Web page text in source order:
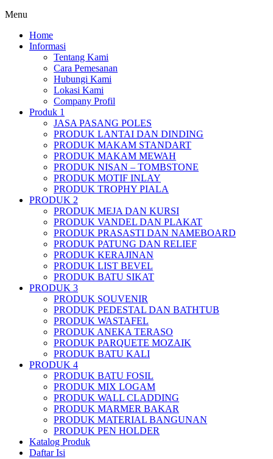
Menu
Home
Informasi
Tentang Kami
Cara Pemesanan
Hubungi Kami
Lokasi Kami
Company Profil
Produk 1
JASA PASANG POLES
PRODUK LANTAI DAN DINDING
PRODUK MAKAM STANDART
PRODUK MAKAM MEWAH
PRODUK NISAN – TOMBSTONE
PRODUK MOTIF INLAY
PRODUK TROPHY PIALA
PRODUK 2
PRODUK MEJA DAN KURSI
PRODUK VANDEL DAN PLAKAT
PRODUK PRASASTI DAN NAMEBOARD
PRODUK PATUNG DAN RELIEF
PRODUK KERAJINAN
PRODUK LIST BEVEL
PRODUK BATU SIKAT
PRODUK 3
PRODUK SOUVENIR
PRODUK PEDESTAL DAN BATHTUB
PRODUK WASTAFEL
PRODUK ANEKA TERASO
PRODUK PARQUETE MOZAIK
PRODUK BATU KALI
PRODUK 4
PRODUK BATU FOSIL
PRODUK MIX LOGAM
PRODUK WALL CLADDING
PRODUK MARMER BAKAR
PRODUK MATERIAL BANGUNAN
PRODUK PEN HOLDER
Katalog Produk
Daftar Isi